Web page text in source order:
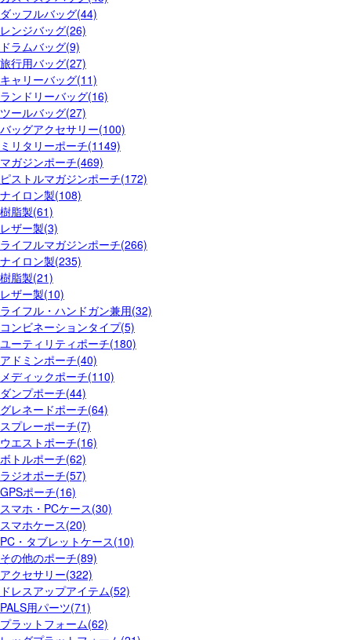
ダッフルバッグ(44)
レンジバッグ(26)
ドラムバッグ(9)
旅行用バッグ(27)
キャリーバッグ(11)
ランドリーバッグ(16)
ツールバッグ(27)
バッグアクセサリー(100)
ミリタリーポーチ(1149)
マガジンポーチ(469)
ピストルマガジンポーチ(172)
ナイロン製(108)
樹脂製(61)
レザー製(3)
ライフルマガジンポーチ(266)
ナイロン製(235)
樹脂製(21)
レザー製(10)
ライフル・ハンドガン兼用(32)
コンビネーションタイプ(5)
ユーティリティポーチ(180)
アドミンポーチ(40)
メディックポーチ(110)
ダンプポーチ(44)
グレネードポーチ(64)
スプレーポーチ(7)
ウエストポーチ(16)
ボトルポーチ(62)
ラジオポーチ(57)
GPSポーチ(16)
スマホ・PCケース(30)
スマホケース(20)
PC・タブレットケース(10)
その他のポーチ(89)
アクセサリー(322)
ドレスアップアイテム(52)
PALS用パーツ(71)
プラットフォーム(62)